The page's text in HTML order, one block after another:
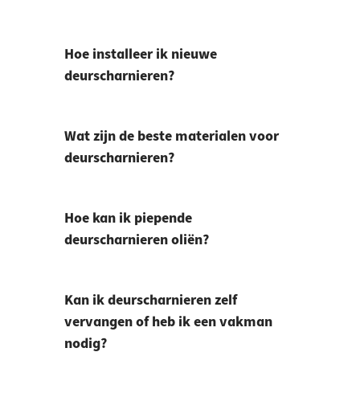
Hoe installeer ik nieuwe
deurscharnieren?
Wat zijn de beste materialen voor
deurscharnieren?
Hoe kan ik piepende
deurscharnieren oliën?
Kan ik deurscharnieren zelf
vervangen of heb ik een vakman
nodig?